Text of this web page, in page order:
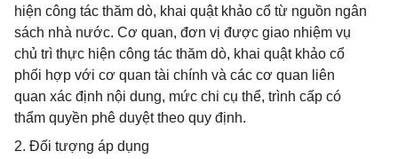
hiện công tác thăm dò, khai quật khảo cổ từ nguồn ngân
sách nhà nước. Cơ quan, đơn vị được giao nhiệm vụ
chủ trì thực hiện công tác thăm dò, khai quật khảo cổ
phối hợp với cơ quan tài chính và các cơ quan liên
quan xác định nội dung, mức chi cụ thể, trình cấp có
thẩm quyền phê duyệt theo quy định.
2. Đối tượng áp dụng